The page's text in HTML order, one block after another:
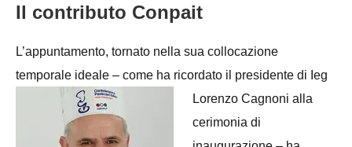
Il contributo Conpait
L’appuntamento, tornato nella sua collocazione
temporale ideale – come ha ricordato il presidente di Ieg
Lorenzo Cagnoni alla
cerimonia di